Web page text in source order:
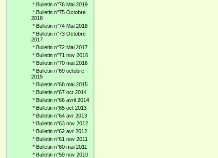
* Bulletin n°76 Mai 2019
* Bulletin n°75 Octobre
2018
* Bulletin n°74 Mai 2018
* Bulletin n°73 Octobre
2017
* Bulletin n°72 Mai 2017
* Bulletin n°71 nov 2016
* Bulletin n°70 mai 2016
* Bulletin n°69 octobre
2015
* Bulletin n°68 mai 2015
* Bulletin n°67 oct 2014
* Bulletin n°66 avril 2014
* Bulletin n°65 oct 2013
* Bulletin n°64 avr 2013
* Bulletin n°63 nov 2012
* Bulletin n°62 avr 2012
* Bulletin n°61 nov 2011
* Bulletin n°60 mai 2011
* Bulletin n°59 nov 2010